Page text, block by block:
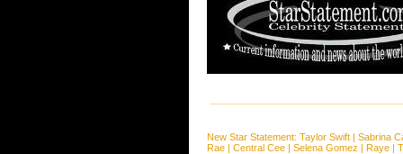
New Star Statement: Taylor Swift | Sabrina
Rae |Central Cee |Selena Gomez |Raye |